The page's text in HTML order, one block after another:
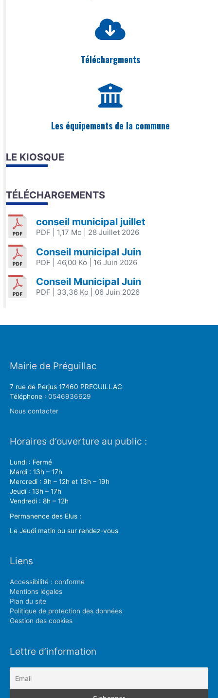
Téléchargments
Les équipements de la commune
LE KIOSQUE
TÉLÉCHARGEMENTS
conseil municipal juillet
PDF | 1,17 Mo | 28 Juillet 2026
Conseil municipal Juin
PDF | 46,00 Ko | 16 Juin 2026
Conseil Municipal Juin
PDF | 33,36 Ko | 06 Juin 2026
Mairie de Préguillac
7 rue de Perjus 17460 PREGUILLAC
Téléphone : 0546936629
Nous contacter
Horaires d’ouverture au public :
Lundi : Fermé
Mardi : 13h – 17h
Mercredi : 9h – 12h et 13h – 19h
Jeudi : 13h – 17h
Vendredi : 8h – 12h
Permanence des Elus :
Le Jeudi matin ou sur rendez-vous
Liens
Accessibilité : conforme
Mentions légales
Plan du site
Politique de protection des données
Gestion des cookies
Lettre d’information